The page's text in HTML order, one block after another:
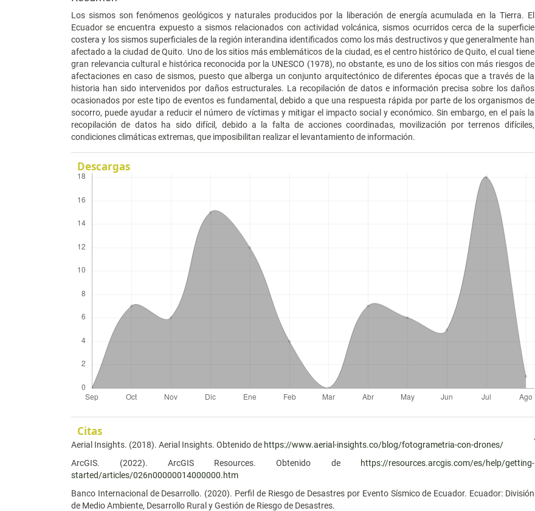
Los sismos son fenómenos geológicos y naturales producidos por la liberación de energía acumulada en la Tierra. El
Ecuador se encuentra expuesto a sismos relacionados con actividad volcánica, sismos ocurridos cerca de la superficie
costera y los sismos superficiales de la región interandina identificados como los más destructivos y que generalmente han
afectado a la ciudad de Quito. Uno de los sitios más emblemáticos de la ciudad, es el centro histórico de Quito, el cual tiene
gran relevancia cultural e histórica reconocida por la UNESCO (1978), no obstante, es uno de los sitios con más riesgos de
afectaciones en caso de sismos, puesto que alberga un conjunto arquitectónico de diferentes épocas que a través de la
historia han sido intervenidos por daños estructurales. La recopilación de datos e información precisa sobre los daños
ocasionados por este tipo de eventos es fundamental, debido a que una respuesta rápida por parte de los organismos de
socorro, puede ayudar a reducir el número de víctimas y mitigar el impacto social y económico. Sin embargo, en el país la
recopilación de datos ha sido difícil, debido a la falta de acciones coordinadas, movilización por terrenos difíciles,
condiciones climáticas extremas, que imposibilitan realizar el levantamiento de información.
Descargas
Citas
Aerial Insights. (2018). Aerial Insights. Obtenido de https://www.aerial-insights.co/blog/fotogrametria-con-drones/
ArcGIS. (2022). ArcGIS Resources. Obtenido de
https://resources.arcgis.com/es/help/getting-
started/articles/026n00000014000000.htm
Banco Internacional de Desarrollo. (2020). Perfil de Riesgo de Desastres por Evento Sísmico de Ecuador. Ecuador: División
de Medio Ambiente, Desarrollo Rural y Gestión de Riesgo de Desastres.